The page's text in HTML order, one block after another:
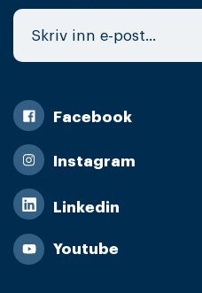
Facebook
Instagram
Linkedin
Youtube